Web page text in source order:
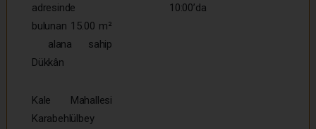
adresinde
bulunan 15.00 m²
alana sahip
Dükkân
10:00’da
Kale Mahallesi
Karabehlülbey